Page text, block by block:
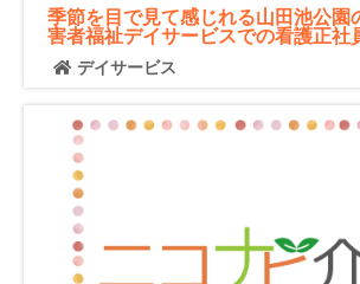
季節を目で見て感じれる山田池公園
害者福祉デイサービスでの看護正社
デイサービス